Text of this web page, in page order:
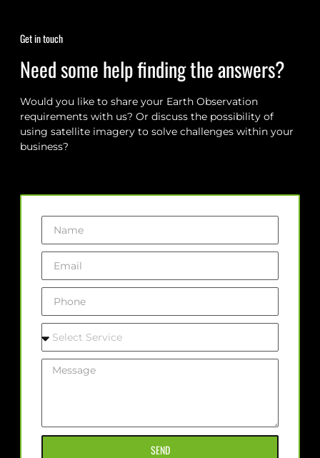
Get in touch
Need some help finding the answers?
Would you like to share your Earth Observation
requirements with us? Or discuss the possibility of
using satellite imagery to solve challenges within your
business?
SEND